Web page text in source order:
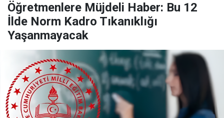
Öğretmenlere Müjdeli Haber: Bu 12
İlde Norm Kadro Tıkanıklığı
Yaşanmayacak